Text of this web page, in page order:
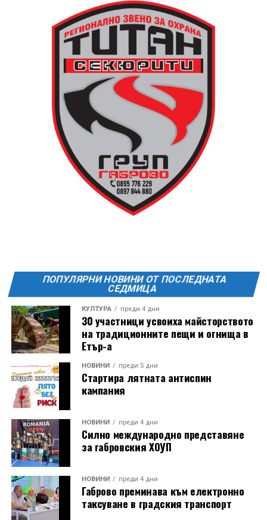
13 АВГУСТ (четвъртък)
19:00ч Групова тренировка с Йоанна Петрова от
20:00ч. Куиз вечер за обща култура
21:30ч. Прожекция на филма “Брънч за начинаещи”
Ще бъде хубаво – не някога и някъде, а тук и сега!
транспорт до местността Градище. Електрическият
автобус ще тръгне в 19:30 ч. от пл. „Възраждане“, а
обратно към града в 00:00 ч. – от паркинга до
поляната. Вземете със себе си връхна дреха и одеяло
или шалте! За повече информация тел. 0887907075.
ПОПУЛЯРНИ НОВИНИ ОТ ПОСЛЕДНАТА
СЕДМИЦА
КУЛТУРА преди 4 дни
30 участници усвоиха майсторството
на традиционните пещи и огнища в
Етър-а
НОВИНИ преди 5 дни
Стартира лятната антиспин
кампания
НОВИНИ преди 4 дни
Силно международно представяне
за габровския ХОУП
НОВИНИ преди 4 дни
Габрово преминава към електронно
таксуване в градския транспорт